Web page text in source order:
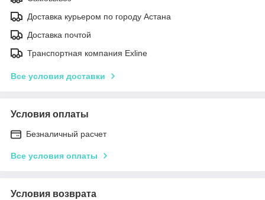
Доставка курьером по городу Астана
Доставка почтой
Транспортная компания Exline
Все условия доставки
Условия оплаты
Безналичный расчет
Все условия оплаты
Условия возврата